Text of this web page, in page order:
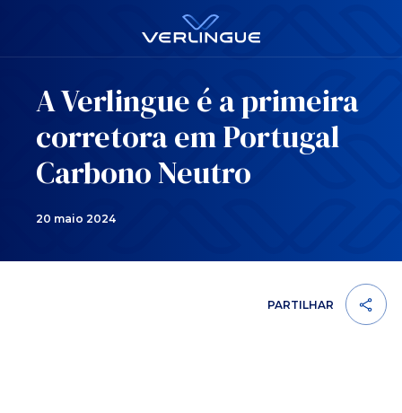
A Verlingue é a primeira
corretora em Portugal
Carbono Neutro
20 maio 2024
PARTILHAR